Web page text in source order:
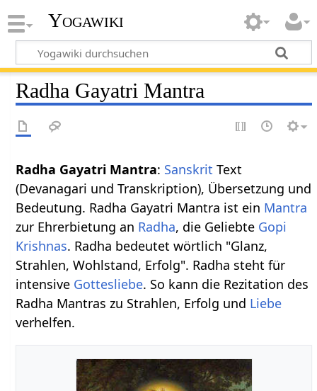
Yogawiki
Radha Gayatri Mantra
Radha Gayatri Mantra: Sanskrit Text
(Devanagari und Transkription), Übersetzung und
Bedeutung. Radha Gayatri Mantra ist ein Mantra
zur Ehrerbietung an Radha, die Geliebte Gopi
Krishnas. Radha bedeutet wörtlich "Glanz,
Strahlen, Wohlstand, Erfolg". Radha steht für
intensive Gottesliebe. So kann die Rezitation des
Radha Mantras zu Strahlen, Erfolg und Liebe
verhelfen.